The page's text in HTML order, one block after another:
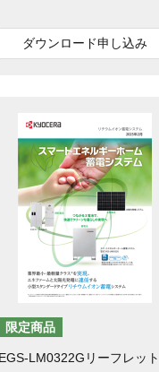
ダウンロード申し込み
限定商品
EGS-LM0322Gリーフレット